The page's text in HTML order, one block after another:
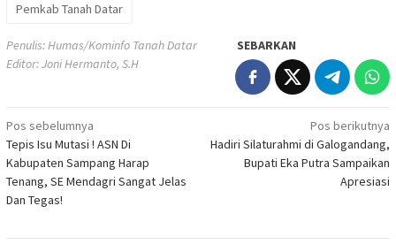
Pemkab Tanah Datar
Penulis: Humas/Kominfo Tanah Datar
Editor: Joni Hermanto, S.H
SEBARKAN
Navigasi
pos
Pos sebelumnya
Tepis Isu Mutasi ! ASN Di
Kabupaten Sampang Harap
Tenang, SE Mendagri Sangat Jelas
Dan Tegas!
Pos berikutnya
Hadiri Silaturahmi di Galogandang,
Bupati Eka Putra Sampaikan
Apresiasi